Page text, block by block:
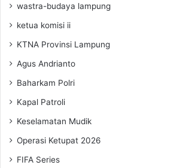
wastra-budaya lampung
ketua komisi ii
KTNA Provinsi Lampung
Agus Andrianto
Baharkam Polri
Kapal Patroli
Keselamatan Mudik
Operasi Ketupat 2026
FIFA Series